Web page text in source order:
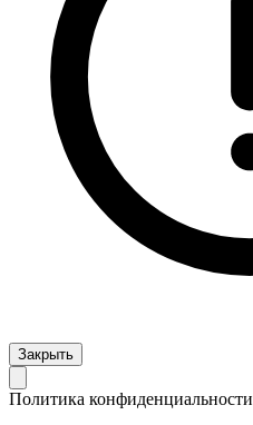
Закрыть
Политика конфиденциальности